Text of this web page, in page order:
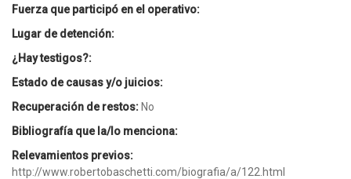
Fuerza que participó en el operativo:
Lugar de detención:
¿Hay testigos?:
Estado de causas y/o juicios:
Recuperación de restos: No
Bibliografía que la/lo menciona:
Relevamientos previos:
http://www.robertobaschetti.com/biografia/a/122.html